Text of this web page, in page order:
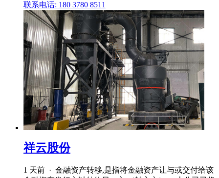
联系电话: 180 3780 8511
祥云股份
1 天前 · 金融资产转移,是指将金融资产让与或交付给该